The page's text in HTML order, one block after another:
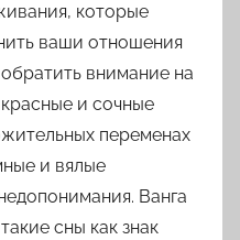
которые
ваши отношения
внимание на
и сочные
переменах
и вялые
Ванга
сны как знак